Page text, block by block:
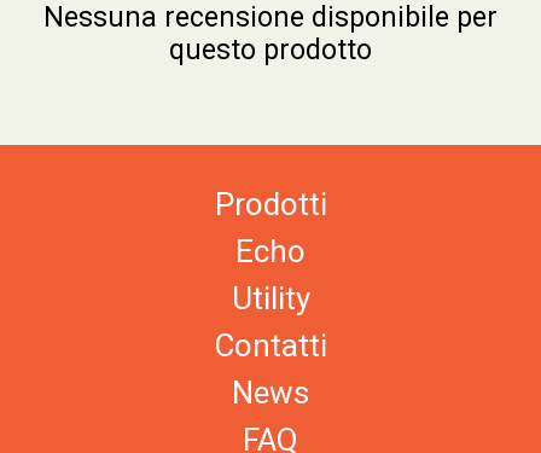
Nessuna recensione disponibile per
questo prodotto
Prodotti
Echo
Utility
Contatti
News
FAQ